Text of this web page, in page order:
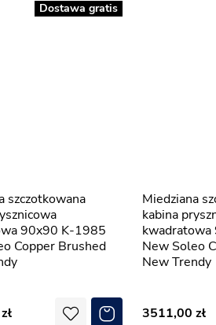
90x90 K-1985
Copper Brushed
Dostawa gratis
Miedziana szczotkowana
kabina
New Soleo
New Trendy
3511,00